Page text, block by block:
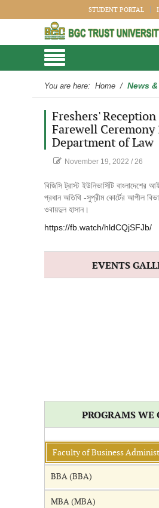
STUDENT PORTAL
You are here: Home / News
Freshers' Reception
Farewell Ceremony
Department of Law
November 19, 2022 / 26
বিজিসি ট্রাস্ট ইউনিভার্সিটি বাংলাদেশের
প্রধান অতিথি -সুপ্রীম কোর্টের আপীল
ওবায়দুল হাসান।
https://fb.watch/hldCQjSFJb/
EVENTS
PROGRAMS WE
Faculty of Business
BBA (BBA)
MBA (MBA)